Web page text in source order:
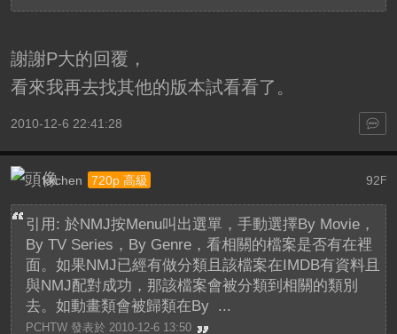
謝謝P大的回覆，
看來我再去找其他的版本試看看了。
2010-12-6 22:41:28
92F
kkchen 720p 高級
引用: 於NMJ按Menu叫出選單，手動選擇By Movie，
By TV Series，By Genre，看相關的檔案是否有在裡
面。如果NMJ已經有做分類且該檔案在IMDB有資料且
與NMJ配對成功，那該檔案會被分類到相關的類別
去。如動畫類會被歸類在By ...
PCHTW 發表於 2010-12-6 13:50